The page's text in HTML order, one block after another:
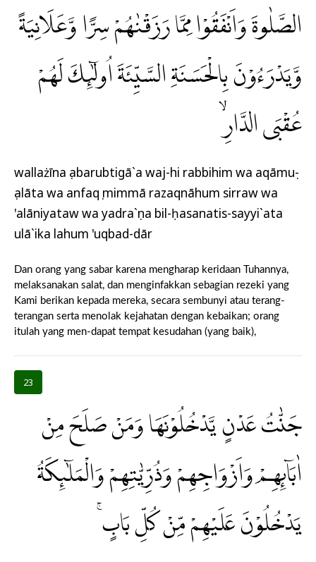
الصَّلٰوةَ وَاَنْفَقُوْا مِمَّا رَزَقْنٰهُمْ سِرًّا وَّعَلَانِيَةً
وَّيَدْرَءُوْنَ بِالْحَسَنَةِ السَّيِّئَةَ اُولٰۤىِٕكَ لَهُمْ
عُقْبَى الدَّارِۙ
wallażīna ṣabarubtigā`a waj-hi rabbihim wa aqāmuṣ-
ṣalāta wa anfaqụ mimmā razaqnāhum sirraw wa
'alāniyataw wa yadra`ụna bil-ḥasanatis-sayyi`ata
ulā`ika lahum 'uqbad-dār
Dan orang yang sabar karena mengharap keridaan Tuhannya,
melaksanakan salat, dan menginfakkan sebagian rezeki yang
Kami berikan kepada mereka, secara sembunyi atau terang-
terangan serta menolak kejahatan dengan kebaikan; orang
itulah yang men-dapat tempat kesudahan (yang baik),
23
جَنّٰتُ عَدْنٍ يَّدْخُلُوْنَهَا وَمَنْ صَلَحَ مِنْ
اٰبَاۤىِٕهِمْ وَاَزْوَاجِهِمْ وَذُرِّيّٰتِهِمْ وَالْمَلٰۤىِٕكَةُ
يَدْخُلُوْنَ عَلَيْهِمْ مِّنْ كُلِّ بَابٍۚ